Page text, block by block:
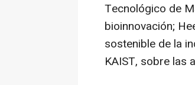
Tecnológico de
bioinnovación;
sostenible de la
KAIST, sobre las